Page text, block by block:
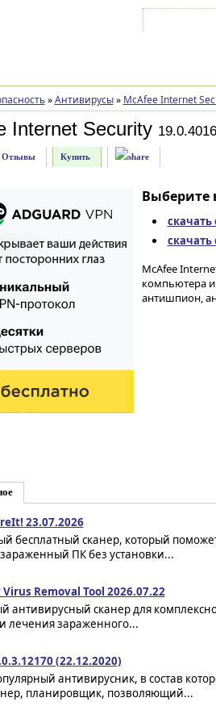
» Антивирусы » McAfee Internet
Internet Security 19.0.4016
Отзывы Купить
Выберите
скачать
скачать
McAfee
компьютера и
антишпион,
23.07.2026
бесплатный сканер, который
ПК без установки...
Removal Tool 2026.07.22
антивирусный сканер для
лечения зараженного...
(22.12.2020)
антивирусник, в состав
планировщик, позволяющий...